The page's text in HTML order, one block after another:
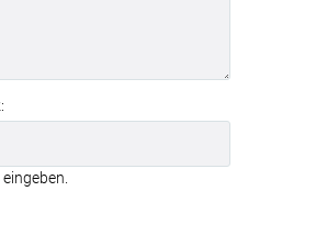
eingeben.